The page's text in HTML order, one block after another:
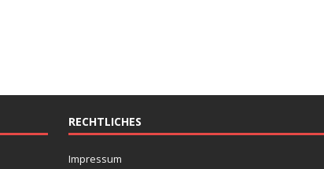
RECHTLICHES
Impressum